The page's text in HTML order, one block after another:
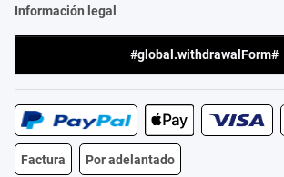
Información legal
#global.withdrawalForm#
Factura Por adelantado